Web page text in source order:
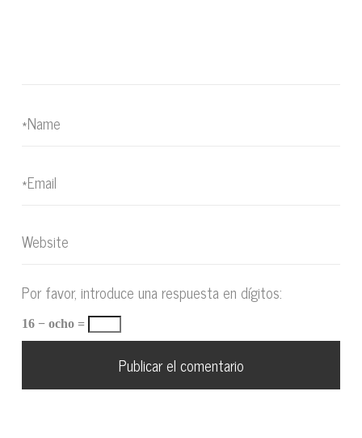
Por favor, introduce una respuesta en dígitos:
16 − ocho =